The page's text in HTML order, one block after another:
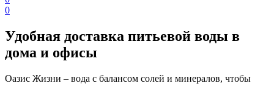
0
Удобная доставка питьевой воды в
дома и офисы
Оазис Жизни – вода с балансом солей и минералов, чтобы